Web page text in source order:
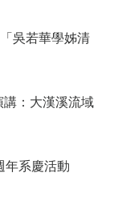
吳若華學姊清
講：大漢溪流域
年系慶活動